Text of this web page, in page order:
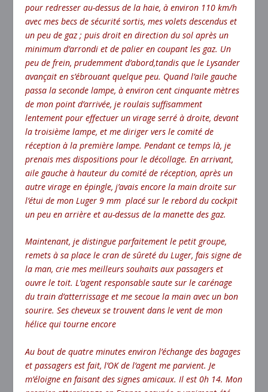
pour redresser au-dessus de la haie, à environ 110 km/h
avec mes becs de sécurité sortis, mes volets descendus et
un peu de gaz ; puis droit en direction du sol après un
minimum d’arrondi et de palier en coupant les gaz. Un
peu de frein, prudemment d’abord,tandis que le Lysander
avançait en s’ébrouant quelque peu. Quand l’aile gauche
passa la seconde lampe, à environ cent cinquante mètres
de mon point d’arrivée, je roulais suffisamment
lentement pour effectuer un virage serré à droite, devant
la troisième lampe, et me diriger vers le comité de
réception à la première lampe. Pendant ce temps là, je
prenais mes dispositions pour le décollage. En arrivant,
aile gauche à hauteur du comité de réception, après un
autre virage en épingle, j’avais encore la main droite sur
l’étui de mon Luger 9 mm placé sur le rebord du cockpit
un peu en arrière et au-dessus de la manette des gaz.
Maintenant, je distingue parfaitement le petit groupe,
remets à sa place le cran de sûreté du Luger, fais signe de
la man, crie mes meilleurs souhaits aux passagers et
ouvre le toit. L’agent responsable saute sur le carénage
du train d’atterrissage et me secoue la main avec un bon
sourire. Ses cheveux se trouvent dans le vent de mon
hélice qui tourne encore
Au bout de quatre minutes environ l’échange des bagages
et passagers est fait, l’OK de l’agent me parvient. Je
m’éloigne en faisant des signes amicaux. Il est 0h 14. Mon